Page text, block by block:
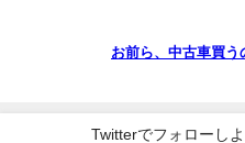
お前ら、中古車買う
Twitterでフォローしよ